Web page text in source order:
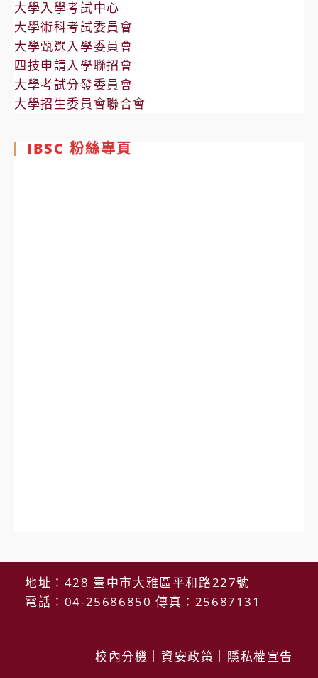
大學入學考試中心
大學術科考試委員會
大學甄選入學委員會
四技申請入學聯招會
大學考試分發委員會
大學招生委員會聯合會
IBSC 粉絲專頁
地址：428 臺中市大雅區平和路227號
電話：04-25686850 傳真：25687131
校內分機 資安政策 隱私權宣告